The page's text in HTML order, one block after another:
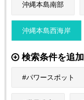
沖縄本島南部
沖縄本島西海岸
検索条件を追加
パワースポット